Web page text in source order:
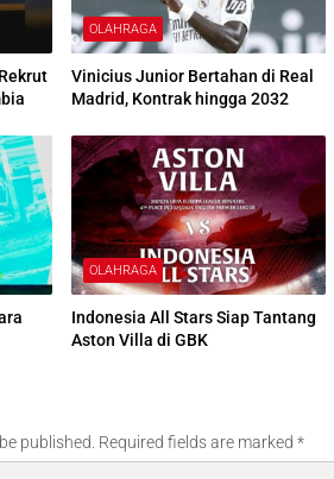
OLAHRAGA
Vinicius Junior Bertahan di Real
Madrid, Kontrak hingga 2032
OLAHRAGA
Indonesia All Stars Siap Tantang
Aston Villa di GBK
published. Required fields are marked *